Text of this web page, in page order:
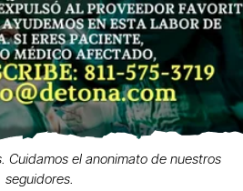
Cuidamos el anonimato de nuestros
seguidores.